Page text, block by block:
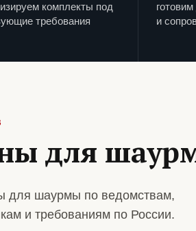
комплекты под
требования
и
для
для шаурмы по ведомствам,
и требованиям по России.